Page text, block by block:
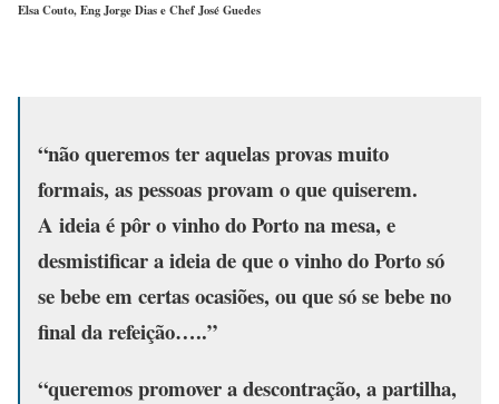
Elsa Couto, Eng Jorge Dias e Chef José Guedes
“não queremos ter aquelas provas muito
formais, as pessoas provam o que quiserem.
A ideia é pôr o vinho do Porto na mesa, e
desmistificar a ideia de que o vinho do Porto só
se bebe em certas ocasiões, ou que só se bebe no
final da refeição…..”
“queremos promover a descontração, a partilha,